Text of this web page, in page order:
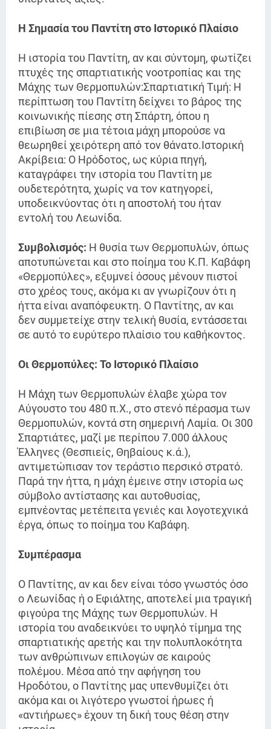
Η Σημασία του Παντίτη στο Ιστορικό Πλαίσιο
Η ιστορία του Παντίτη, αν και σύντομη, φωτίζει
πτυχές της σπαρτιατικής νοοτροπίας και της
Μάχης των Θερμοπυλών:Σπαρτιατική Τιμή: Η
περίπτωση του Παντίτη δείχνει το βάρος της
κοινωνικής πίεσης στη Σπάρτη, όπου η
επιβίωση σε μια τέτοια μάχη μπορούσε να
θεωρηθεί χειρότερη από τον θάνατο.Ιστορική
Ακρίβεια: Ο Ηρόδοτος, ως κύρια πηγή,
καταγράφει την ιστορία του Παντίτη με
ουδετερότητα, χωρίς να τον κατηγορεί,
υποδεικνύοντας ότι η αποστολή του ήταν
εντολή του Λεωνίδα.
Συμβολισμός: Η θυσία των Θερμοπυλών, όπως
αποτυπώνεται και στο ποίημα του Κ.Π. Καβάφη
«Θερμοπύλες», εξυμνεί όσους μένουν πιστοί
στο χρέος τους, ακόμα κι αν γνωρίζουν ότι η
ήττα είναι αναπόφευκτη. Ο Παντίτης, αν και
δεν συμμετείχε στην τελική θυσία, εντάσσεται
σε αυτό το ευρύτερο πλαίσιο του καθήκοντος.
Οι Θερμοπύλες: Το Ιστορικό Πλαίσιο
Η Μάχη των Θερμοπυλών έλαβε χώρα τον
Αύγουστο του 480 π.Χ., στο στενό πέρασμα των
Θερμοπυλών, κοντά στη σημερινή Λαμία. Οι 300
Σπαρτιάτες, μαζί με περίπου 7.000 άλλους
Έλληνες (Θεσπιείς, Θηβαίους κ.ά.),
αντιμετώπισαν τον τεράστιο περσικό στρατό.
Παρά την ήττα, η μάχη έμεινε στην ιστορία ως
σύμβολο αντίστασης και αυτοθυσίας,
εμπνέοντας μετέπειτα γενιές και λογοτεχνικά
έργα, όπως το ποίημα του Καβάφη.
Συμπέρασμα
Ο Παντίτης, αν και δεν είναι τόσο γνωστός όσο
ο Λεωνίδας ή ο Εφιάλτης, αποτελεί μια τραγική
φιγούρα της Μάχης των Θερμοπυλών. Η
ιστορία του αναδεικνύει το υψηλό τίμημα της
σπαρτιατικής αρετής και την πολυπλοκότητα
των ανθρώπινων επιλογών σε καιρούς
πολέμου. Μέσα από την αφήγηση του
Ηροδότου, ο Παντίτης μας υπενθυμίζει ότι
ακόμα και οι λιγότερο γνωστοί ήρωες ή
«αντιήρωες» έχουν τη δική τους θέση στην